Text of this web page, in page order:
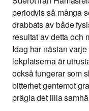
periodvis så många
drabbats av både
resultat av detta och
Idag har nästan
lekplatserna är
också fungerar som
bitterhet gentemot
prägla det lilla